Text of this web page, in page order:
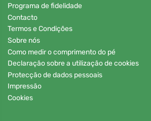
Programa de fidelidade
Contacto
Termos e Condições
Sobre nós
Como medir o comprimento do pé
Declaração sobre a utilização de cookies
Protecção de dados pessoais
Impressão
Cookies